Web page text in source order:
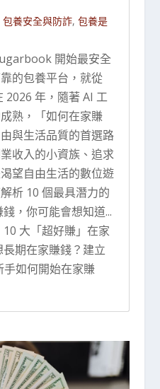
包養安全與防詐, 包養是
開始最安全
的包養平台，就從
2026 年，隨著 AI 工
熟，「如何在家賺
與生活品質的首選路
收入的小資族、追求
望自由生活的數位遊
析 10 個最具潛力的
，你可能會想知道...
大「超好賺」在家
期在家賺錢？建立
如何開始在家賺